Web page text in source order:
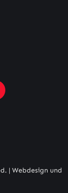
| Webdesign und